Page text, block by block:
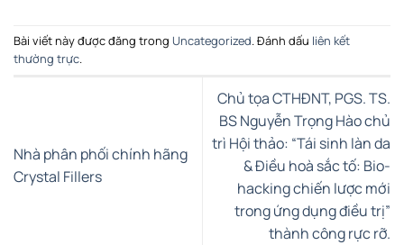
Bài viết này được đăng trong Uncategorized. Đánh dấu liên kết
thường trực.
Nhà phân phối chính hãng
Crystal Fillers
Chủ tọa CTHĐNT, PGS. TS.
BS Nguyễn Trọng Hào chủ
trì Hội thảo: “Tái sinh làn da
& Điều hoà sắc tố: Bio-
hacking chiến lược mới
trong ứng dụng điều trị”
thành công rực rỡ.